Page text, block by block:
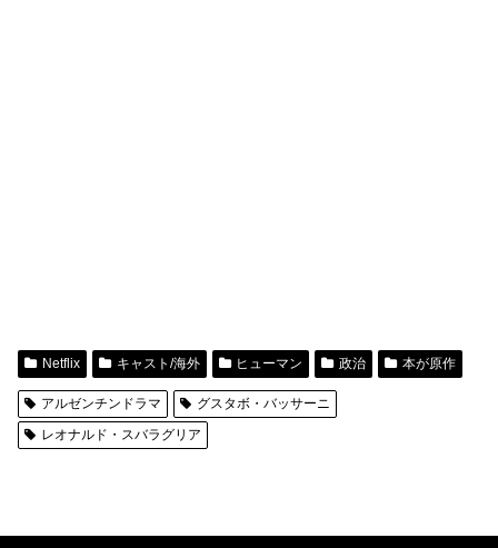
Netflix キャスト/海外 ヒューマン 政治 本が原作
アルゼンチンドラマ
グスタボ・バッサーニ
レオナルド・スバラグリア